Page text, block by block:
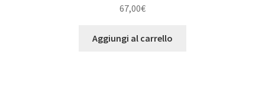
67,00€
Aggiungi al carrello